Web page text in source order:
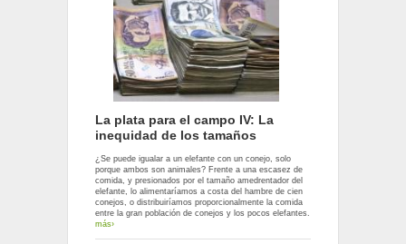
La plata para el campo IV: La
inequidad de los tamaños
¿Se puede igualar a un elefante con un conejo, solo
porque ambos son animales? Frente a una escasez de
comida, y presionados por el tamaño amedrentador del
elefante, lo alimentaríamos a costa del hambre de cien
conejos, o distribuiríamos proporcionalmente la comida
entre la gran población de conejos y los pocos elefantes.
más›